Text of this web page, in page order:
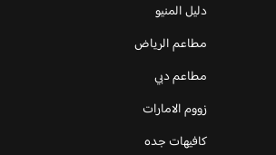
دليل المنيو
مطاعم الرياض
مطاعم دبي
زووم الامارات
كافيهات جده